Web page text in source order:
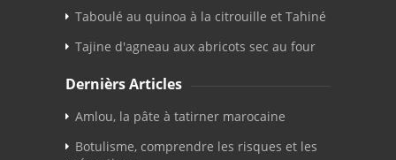
Taboulé au quinoa à la citrouille et Tahiné
Tajine d'agneau aux abricots sec au four
Dernièrs Articles
Amlou, la pâte à tatirner marocaine
Botulisme, comprendre les risques et les